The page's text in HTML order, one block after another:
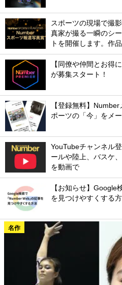
スポーツの現場で撮
真家が撮る一瞬のシ
トを開催します。作
【同僚や仲間とお得
が募集スタート！
【登録無料】
ポーツの「今」をメ
YouTubeチャンネル
ールや陸上、バスケ
を動画で
【お知らせ】Google
を見つけやすくする
名作